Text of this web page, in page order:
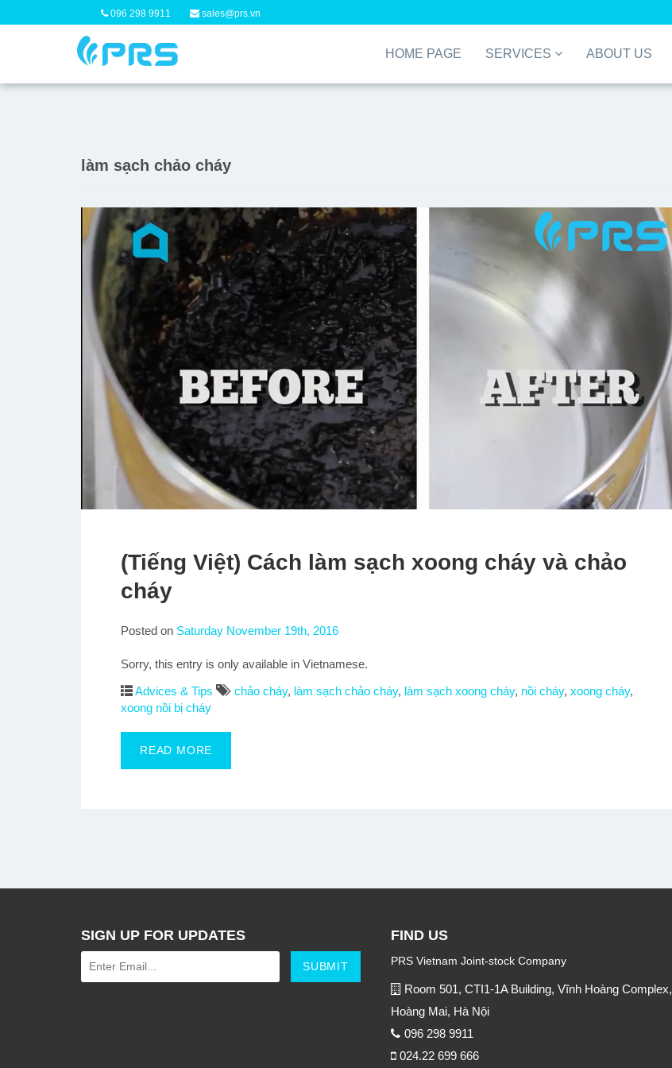
096 298 9911 sales@prs.vn
HOME PAGE SERVICES ABOUT US
làm sạch chảo cháy
(Tiếng Việt) Cách làm sạch xoong cháy và chảo
cháy
Posted on Saturday November 19th, 2016
Sorry, this entry is only available in Vietnamese.
Advices & Tips
chảo cháy, làm sạch chảo cháy, làm sạch xoong cháy, nồi cháy, xoong cháy,
xoong nồi bị cháy
READ MORE
SIGN UP FOR UPDATES FIND US
PRS Vietnam Joint-stock Company
Room 501, CTI1-1A Building, Vĩnh Hoàng Complex,
Hoàng Mai, Hà Nội
096 298 9911
024.22 699 666